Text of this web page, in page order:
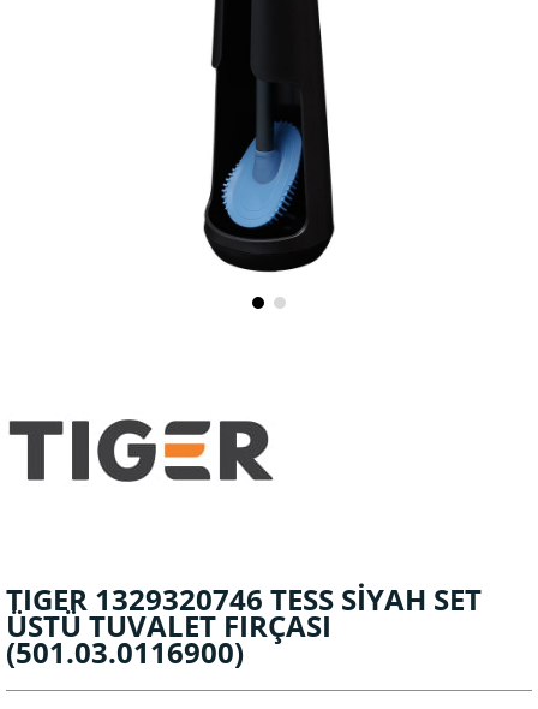
TIGER 1329320746 TESS SİYAH SET
ÜSTÜ TUVALET FIRÇASI
(501.03.0116900)